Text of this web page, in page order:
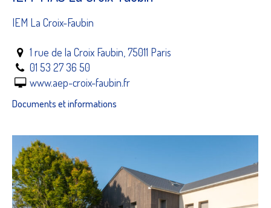
IEM La Croix-Faubin
1 rue de la Croix Faubin, 75011 Paris
01 53 27 36 50
www.aep-croix-faubin.fr
Documents et informations